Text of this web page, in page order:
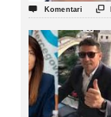
 Komentari 